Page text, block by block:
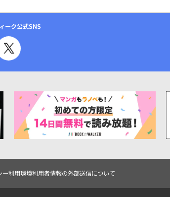
ーク公式SNS
ー利用環境利用者情報の外部送信について